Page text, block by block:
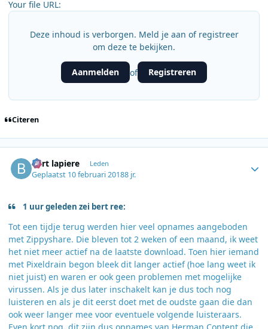
Your file URL:
Deze inhoud is verborgen. Meld je aan of registreer
om deze te bekijken.
Aanmelden of Registreren
Citeren
bart lapiere Leden
Geplaatst 10 februari 20188 jr.
1 uur geleden zei bert ree:
Tot een tijdje terug werden hier veel opnames aangeboden
met Zippyshare. Die bleven tot 2 weken of een maand, ik weet
het niet meer actief na de laatste download. Toen hier iemand
met Pixeldrain begon bleek dit langer actief (hoe lang weet ik
niet juist) en waren er ook geen problemen met mogelijke
virussen. Als je dus later inschakelt kan je dus toch nog
luisteren en als je dit eerst doet met de oudste gaan die dan
ook weer langer mee voor eventuele volgende luisteraars.